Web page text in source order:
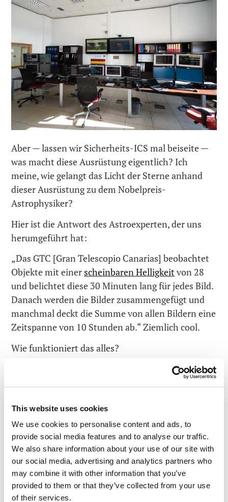
This website uses cookies
We use cookies to personalise content and ads, to
provide social media features and to analyse our traffic.
We also share information about your use of our site with
our social media, advertising and analytics partners who
may combine it with other information that you’ve
provided to them or that they’ve collected from your use
of their services.
Aber — lassen wir Sicherheits-ICS mal beiseite —
was macht diese Ausrüstung eigentlich? Ich
meine, wie gelangt das Licht der Sterne anhand
dieser Ausrüstung zu dem Nobelpreis-
Astrophysiker?
Hier ist die Antwort des Astroexperten, der uns
herumgeführt hat:
„Das GTC [Gran Telescopio Canarias] beobachtet
Objekte mit einer scheinbaren Helligkeitvon 28
und belichtet diese 30 Minuten lang für jedes Bild.
Danach werden die Bilder zusammengefügt und
manchmal deckt die Summe von allen Bildern eine
Zeitspanne von 10 Stunden ab.“ Ziemlich cool.
Wie funktioniert das alles?
Das Licht der fernen Sterne und Galaxien
einen Meter breiten Spiegel reflektiert; dann
gelangt das Licht in den „Turm“ in der Mitte des
Hauptspiegels (diesen Turm sieht man auf den
Bildern); und von hier aus wird das Bild auf
verschiedene Kameras übertragen, die an den
Ecken des Hauptspiegels angebracht sind. Das
Licht erhält anhand verschiedener Arten von